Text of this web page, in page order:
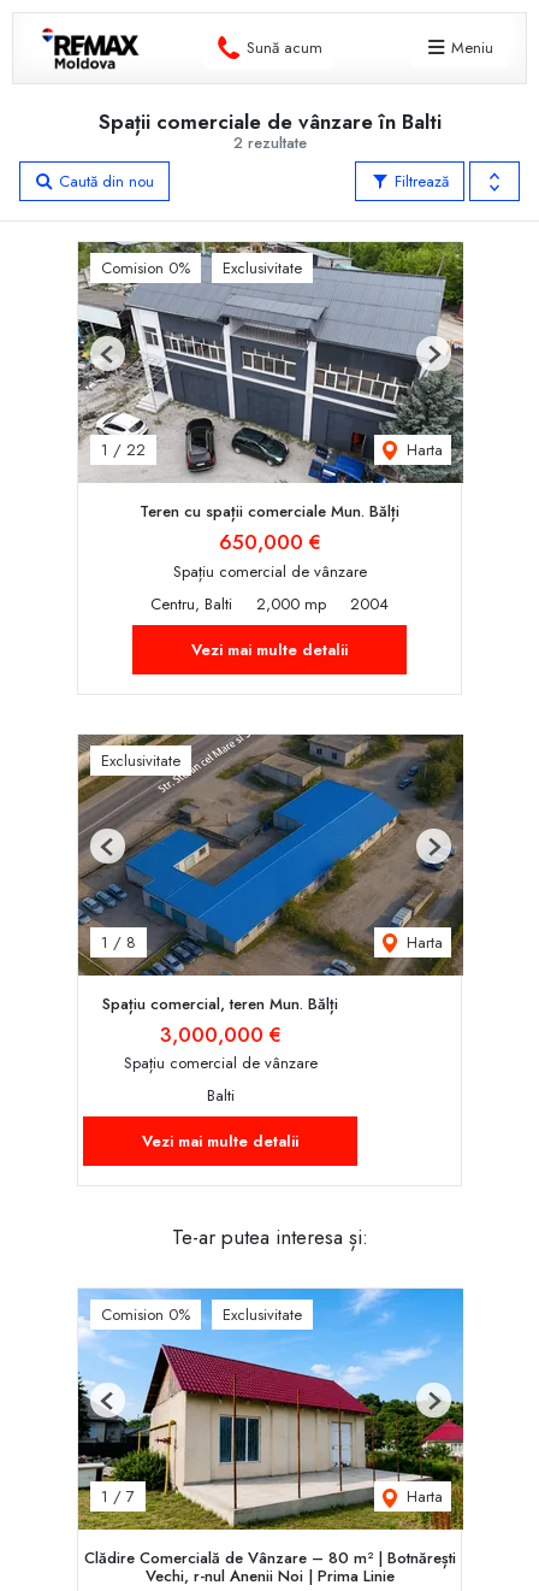
Sună acum Meniu
2 rezultate
Spații comerciale de vânzare în Balti
Filtrează
Caută din nou
Comision 0% Exclusivitate
1 / 22 Harta
Previous Next
Teren cu spații comerciale Mun. Bălți
650,000 €
Spațiu comercial de vânzare
Centru, Balti
2,000 mp
2004
Vezi mai multe detalii
Exclusivitate
1 / 8 Harta
Previous Next
Spațiu comercial, teren Mun. Bălți
3,000,000 €
Spațiu comercial de vânzare
Balti
Vezi mai multe detalii
Te-ar putea interesa și:
Comision 0% Exclusivitate
1 / 7 Harta
Previous Next
Clădire Comercială de Vânzare – 80 m² | Botnărești
Vechi, r-nul Anenii Noi | Prima Linie